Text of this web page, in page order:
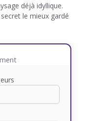
déjà idyllique.
le mieux gardé